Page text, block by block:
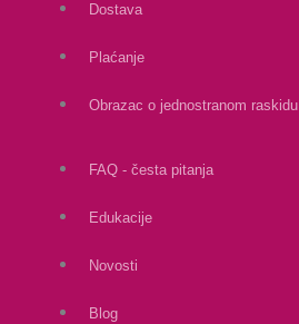
Dostava
Plaćanje
Obrazac o jednostranom raskidu
FAQ - česta pitanja
Edukacije
Novosti
Blog